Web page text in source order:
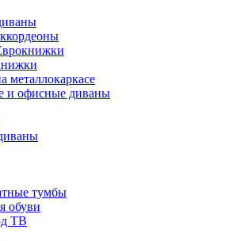
металлокаркасе
и офисные диваны
тумбы
обуви
ТВ